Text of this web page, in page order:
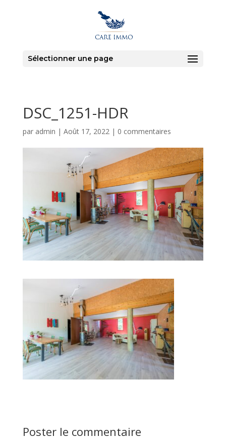
Sélectionner une page
DSC_1251-HDR
par admin | Août 17, 2022| 0 commentaires
Poster le commentaire